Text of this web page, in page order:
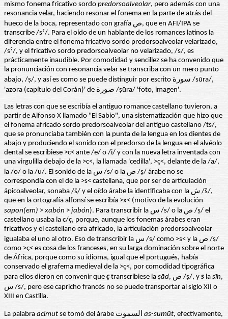
mismo fonema fricativo sordo predorsoalveolar, pero además con una
resonancia velar, haciendo resonar el fonema en la parte de atrás del
hueco de la boca, representado con grafía ص, que en AFI/IPA se
transcribe /sˤ/. Para el oído de un hablante de los romances latinos la
diferencia entre el fonema fricativo sordo predorsoalveolar velarizado,
/sˤ/, y el fricativo sordo predorsoalveolar no velarizado, /s/, es
prácticamente inaudible. Por comodidad y sencillez se ha convenido que
la pronunciación con resonancia velar se transcriba con un mero punto
abajo, /ṣ/, y así es como se puede distinguir por escrito سورة /sūra/,
'azora (capítulo del Corán)' de صورة /ṣūra/ 'foto, imagen'.
Las letras con que se escribía el antiguo romance castellano tuvieron, a
partir de Alfonso X llamado "El Sabio", una sistematización que hizo que
el fonema africado sordo predorsoalveolar del antiguo castellano /ts/,
que se pronunciaba también con la punta de la lengua en los dientes de
abajo y produciendo el sonido con el predorso de la lengua en el alvéolo
dental se escribiese >c< ante /e/ o /i/ y con la nueva letra inventada con
una virgulilla debajo de la >c<, la llamada 'cedilla', >ç<, delante de la /a/,
la /o/ o la /u/. El sonido de la س /s/ o la ص /ṣ/ árabe no se
correspondía con el de la >s< castellana, que por ser de articulación
ápicoalveolar, sonaba /ś/ y el oído árabe la identificaba con la ش /š/,
que en la ortografía alfonsí se escribía >x< (motivo de la evolución
sapon(em) > xabón > jabón). Para transcribir la س /s/ o la ص /ṣ/ el
castellano usaba la c/ç, porque, aunque los fonemas árabes eran
fricativos y el castellano era africado, la articulación predorsoalveolar
igualaba el uno al otro. Eso de transcribir la س /s/ como >s< y la ص /ṣ/
como >ç< es cosa de los franceses, en su larga dominación sobre el norte
de África, porque como su idioma, igual que el portugués, había
conservado el grafema medieval de la >ç<, por comodidad tipográfica
para ellos dieron en convenir que ç transcribiese la ṣād , ص /ṣ/, y s la sīn,
س /s/, pero ese capricho francés no se puede transportar al siglo XII o
XIII en Castilla.
La palabra acimut as-sumūt, efectivamente,